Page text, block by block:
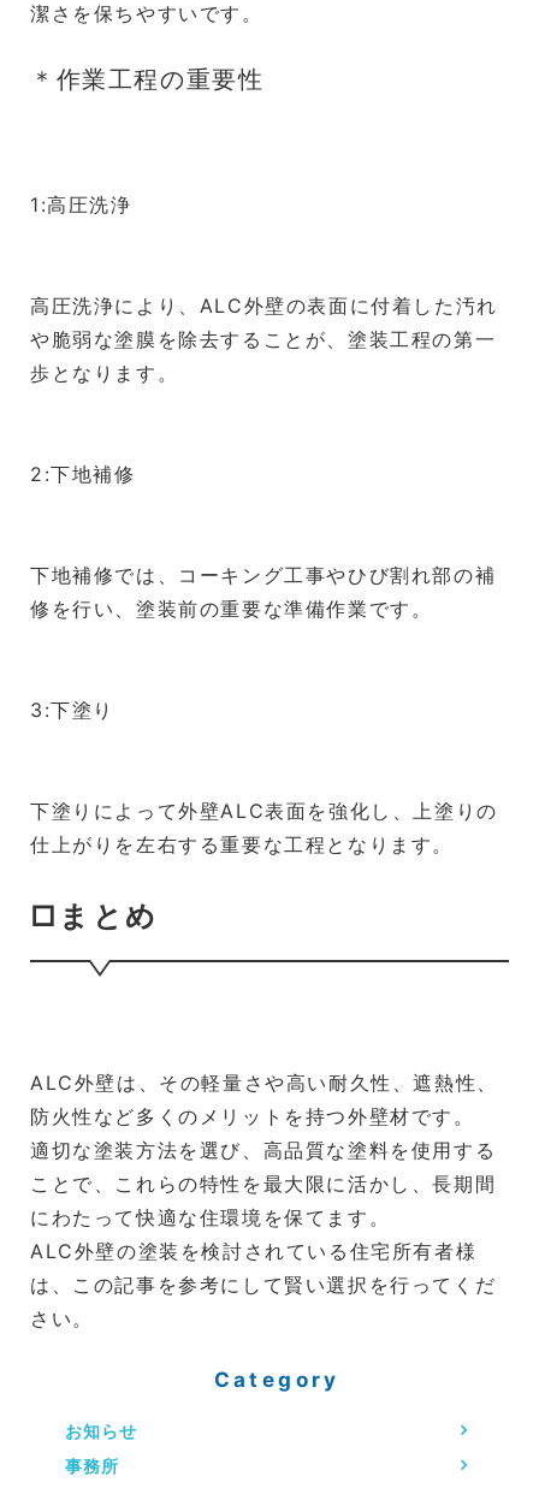
潔さを保ちやすいです。
＊作業工程の重要性
1:高圧洗浄
高圧洗浄により、ALC外壁の表面に付着した汚れ
や脆弱な塗膜を除去することが、塗装工程の第一
歩となります。
2:下地補修
下地補修では、コーキング工事やひび割れ部の補
修を行い、塗装前の重要な準備作業です。
3:下塗り
下塗りによって外壁ALC表面を強化し、上塗りの
仕上がりを左右する重要な工程となります。
□まとめ
ALC外壁は、その軽量さや高い耐久性、遮熱性、
防火性など多くのメリットを持つ外壁材です。
適切な塗装方法を選び、高品質な塗料を使用する
ことで、これらの特性を最大限に活かし、長期間
にわたって快適な住環境を保てます。
ALC外壁の塗装を検討されている住宅所有者様
は、この記事を参考にして賢い選択を行ってくだ
さい。
Category
お知らせ
事務所